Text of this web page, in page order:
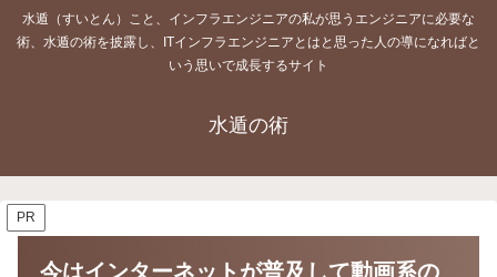
水遁（すいとん）こと、インフラエンジニアの私が思うエンジニアに必要な
術、水遁の術を披露し、ITインフラエンジニアとはと思った人の導になればと
いう思いで成長するサイト
水遁の術
PR
今はインターネットが普及して動画系の